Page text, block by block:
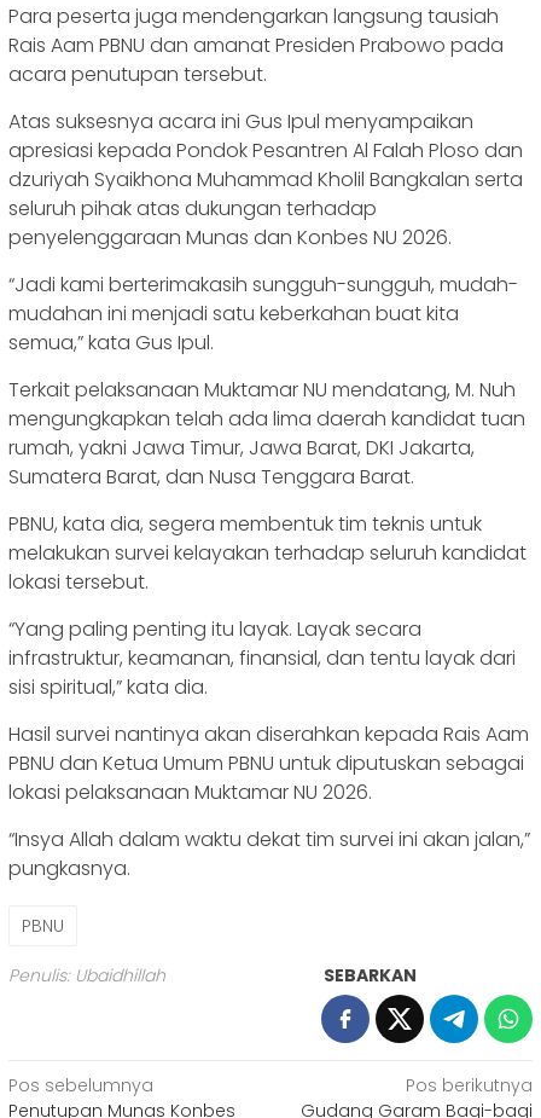
‎Para peserta juga mendengarkan langsung tausiah
Rais Aam PBNU dan amanat Presiden Prabowo pada
acara penutupan tersebut.
Atas suksesnya acara ini Gus Ipul menyampaikan
apresiasi kepada Pondok Pesantren Al Falah Ploso dan
dzuriyah Syaikhona Muhammad Kholil Bangkalan serta
seluruh pihak atas dukungan terhadap
penyelenggaraan Munas dan Konbes NU 2026.
‎“Jadi kami berterimakasih sungguh-sungguh, mudah-
mudahan ini menjadi satu keberkahan buat kita
semua,” kata Gus Ipul.
‎Terkait pelaksanaan Muktamar NU mendatang, M. Nuh
mengungkapkan telah ada lima daerah kandidat tuan
rumah, yakni Jawa Timur, Jawa Barat, DKI Jakarta,
Sumatera Barat, dan Nusa Tenggara Barat.
PBNU, kata dia, segera membentuk tim teknis untuk
melakukan survei kelayakan terhadap seluruh kandidat
lokasi tersebut.
‎“Yang paling penting itu layak. Layak secara
infrastruktur, keamanan, finansial, dan tentu layak dari
sisi spiritual,” kata dia.
‎Hasil survei nantinya akan diserahkan kepada Rais Aam
PBNU dan Ketua Umum PBNU untuk diputuskan sebagai
lokasi pelaksanaan Muktamar NU 2026.
“Insya Allah dalam waktu dekat tim survei ini akan jalan,”
pungkasnya.
PBNU
Penulis: Ubaidhillah SEBARKAN
Navigasi
Pos sebelumnya
‎Penutupan Munas Konbes
Pos berikutnya
Gudang Garam Bagi-bagi